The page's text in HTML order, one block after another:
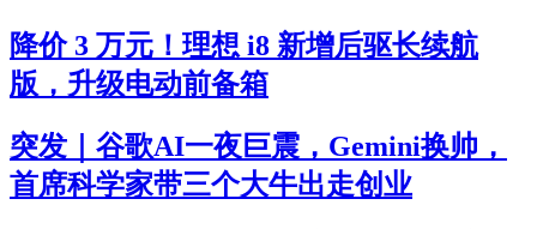
降价 3 万元！理想 i8 新增后驱长续航
版，升级电动前备箱
突发｜谷歌AI一夜巨震，Gemini换帅，
首席科学家带三个大牛出走创业